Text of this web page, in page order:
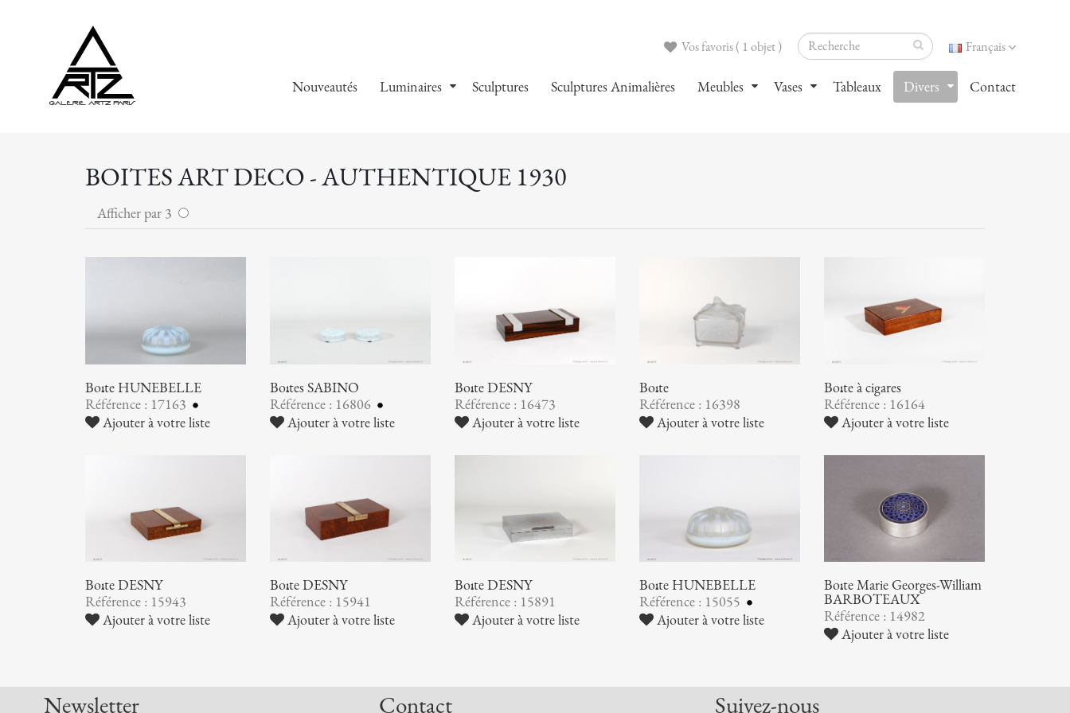
Français
Vos favoris ( 1 objet )
Nouveautés Luminaires Sculptures Sculptures Animalières Meubles Vases Tableaux Divers Contact
BOITES ART DECO - AUTHENTIQUE 1930
Afficher par 3
Boîte HUNEBELLE
Référence : 17163
Ajouter à votre liste
Boîtes SABINO
Référence : 16806
Ajouter à votre liste
Boîte DESNY
Référence : 16473
Ajouter à votre liste
Boîte
Référence : 16398
Ajouter à votre liste
Boîte à cigares
Référence : 16164
Ajouter à votre liste
Boîte DESNY
Référence : 15943
Ajouter à votre liste
Boîte DESNY
Référence : 15941
Ajouter à votre liste
Boîte DESNY
Référence : 15891
Ajouter à votre liste
Boîte HUNEBELLE
Référence : 15055
Ajouter à votre liste
Boîte Marie Georges-William
BARBOTEAUX
Référence : 14982
Ajouter à votre liste
Newsletter Contact Suivez-nous